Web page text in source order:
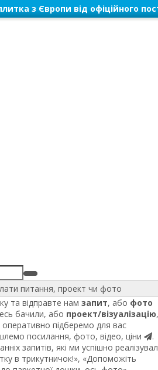
з Європи від офіційного
питання, проект чи фото
та відправте нам запит, або фото
бачили, або проект/візуалізацію,
підберемо для вас
посилання, фото, відео, ціни
.
запитів, які ми успішно
в трикутничок!», «Допоможіть